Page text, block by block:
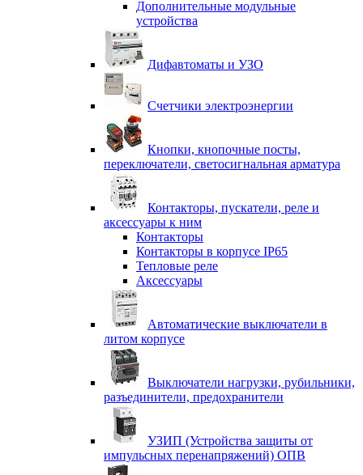
Дополнительные модульные
устройства
Дифавтоматы и УЗО
Счетчики электроэнергии
Кнопки, кнопочные посты,
переключатели, светосигнальная арматура
Контакторы, пускатели, реле и
аксессуары к ним
Контакторы
Контакторы в корпусе IP65
Тепловые реле
Аксессуары
Автоматические выключатели в
литом корпусе
Выключатели нагрузки, рубильники,
разъединители, предохранители
УЗИП (Устройства защиты от
импульсных перенапряжений) ОПВ